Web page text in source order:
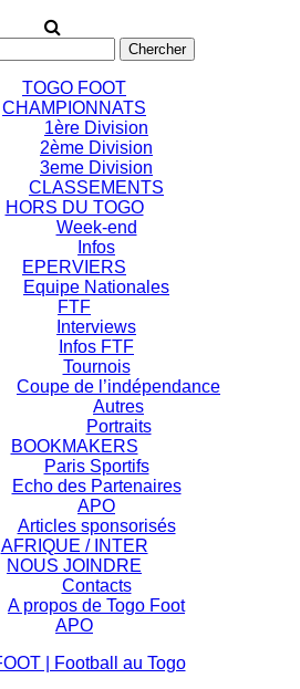
TOGO FOOT
CHAMPIONNATS
1ère Division
2ème Division
3eme Division
CLASSEMENTS
HORS DU TOGO
Week-end
Infos
EPERVIERS
Equipe Nationales
FTF
Interviews
Infos FTF
Tournois
Coupe de l’indépendance
Autres
Portraits
BOOKMAKERS
Paris Sportifs
Echo des Partenaires
APO
Articles sponsorisés
AFRIQUE / INTER
NOUS JOINDRE
Contacts
A propos de Togo Foot
APO